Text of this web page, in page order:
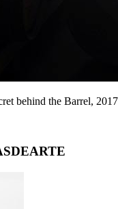
behind the Barrel,